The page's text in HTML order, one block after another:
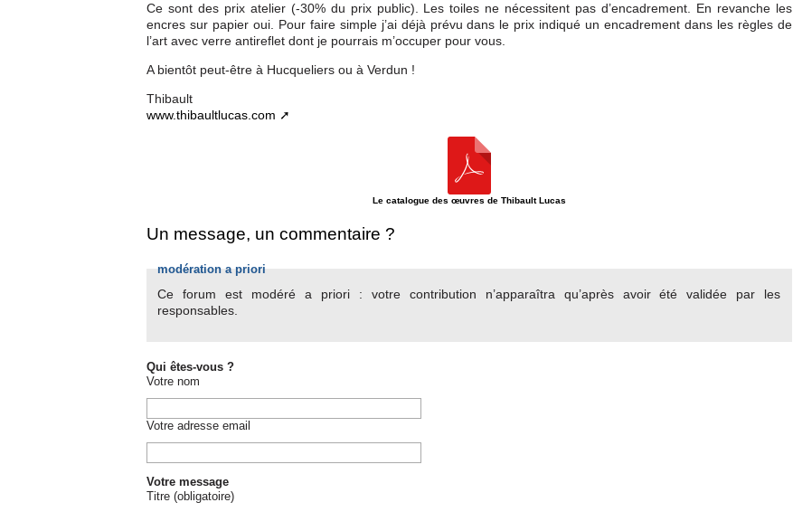
Ce sont des prix atelier (-30% du prix public). Les toiles ne nécessitent pas d’encadrement. En revanche les
encres sur papier oui. Pour faire simple j’ai déjà prévu dans le prix indiqué un encadrement dans les règles de
l’art avec verre antireflet dont je pourrais m’occuper pour vous.
A bientôt peut-être à Hucqueliers ou à Verdun !
Thibault
www.thibaultlucas.com
Le catalogue des œuvres de Thibault Lucas
Un message, un commentaire ?
modération a priori
Ce forum est modéré a priori : votre contribution n’apparaîtra qu’après avoir été validée par les
responsables.
Qui êtes-vous ?
Votre nom
Votre adresse email
Votre message
Titre (obligatoire)